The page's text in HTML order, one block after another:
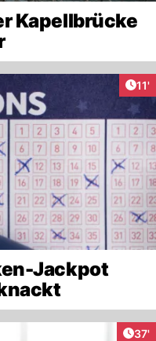
Kapellbrücke
11'
Jackpot
37'